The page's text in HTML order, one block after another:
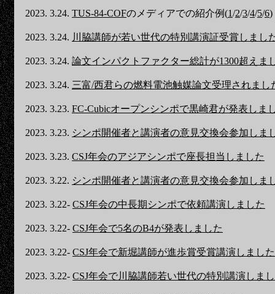
2023. 3.24. TUS-84-COFのメディアでの紹介例(1/2/3/4/5/6)
2023. 3.24. 川脇講師が若い世代の特別講演証受賞しまし
2023. 3.24. 論文インパクトファクター総計が1300超えま
2023. 3.24. 三富/西君らの燃料電池触媒論文受理されまし
2023. 3.23. FC-Cubicオープンシンポで黒崎君が発表しま
2023. 3.23. シンポ開催者と講演者の意見交換会参加しま
2023. 3.23. CSJ年会のアジアシンポで座長担当しました
2023. 3.22. シンポ開催者と講演者の意見交換会参加しま
2023. 3.22- CSJ年会の中長期シンポで依頼講演しました
2023. 3.22- CSJ年会で5名のB4が発表しました
2023. 3.22- CSJ年会で新堀講師が進歩賞受賞講演しました
2023. 3.22- CSJ年会で川脇講師若い世代の特別講演しま